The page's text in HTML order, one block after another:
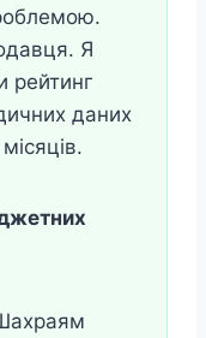
Я
рейтинг
даних